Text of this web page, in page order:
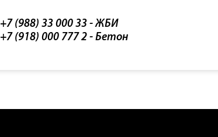
+7 (988) 33 000 33 - ЖБИ
+7 (918) 000 777 2 - Бетон